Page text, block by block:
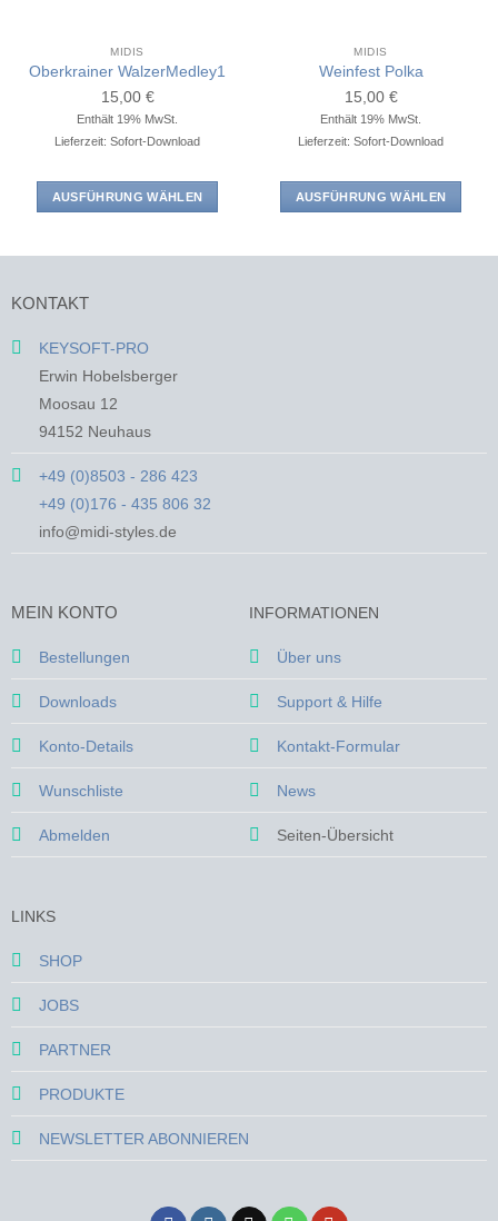
MIDIS
Oberkrainer WalzerMedley1
15,00 €
Enthält 19% MwSt.
Lieferzeit: Sofort-Download
AUSFÜHRUNG WÄHLEN
auf.
Optionen
auf
der
Produktseite
gewählt
werden
MIDIS
Weinfest Polka
15,00 €
Enthält 19% MwSt.
Lieferzeit: Sofort-Download
AUSFÜHRUNG WÄHLEN
der
KONTAKT
KEYSOFT-PRO
Erwin Hobelsberger
Moosau 12
94152 Neuhaus
+49 (0)8503 - 286 423
+49 (0)176 - 435 806 32
info@midi-styles.de
MEIN KONTO
Bestellungen
Downloads
Konto-Details
Wunschliste
Abmelden
INFORMATIONEN
Über uns
Support & Hilfe
Kontakt-Formular
News
Seiten-Übersicht
LINKS
SHOP
JOBS
PARTNER
PRODUKTE
NEWSLETTER ABONNIEREN